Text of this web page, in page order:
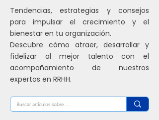
Tendencias, estrategias y consejos
para impulsar el crecimiento y el
bienestar en tu organización.
Descubre cómo atraer, desarrollar y
fidelizar al mejor talento con el
acompañamiento de nuestros
expertos en RRHH.